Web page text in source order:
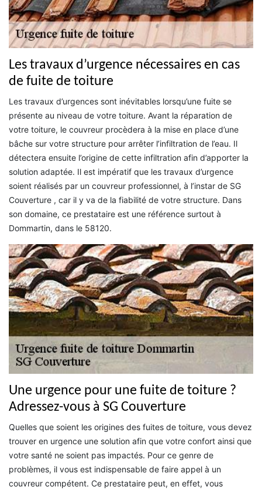
Les travaux d’urgence nécessaires en cas
de fuite de toiture
Les travaux d’urgences sont inévitables lorsqu’une fuite se
présente au niveau de votre toiture. Avant la réparation de
votre toiture, le couvreur procèdera à la mise en place d’une
bâche sur votre structure pour arrêter l’infiltration de l’eau. Il
détectera ensuite l’origine de cette infiltration afin d’apporter la
solution adaptée. Il est impératif que les travaux d’urgence
soient réalisés par un couvreur professionnel, à l’instar de SG
Couverture , car il y va de la fiabilité de votre structure. Dans
son domaine, ce prestataire est une référence surtout à
Dommartin, dans le 58120.
Une urgence pour une fuite de toiture ?
Adressez-vous à SG Couverture
Quelles que soient les origines des fuites de toiture, vous devez
trouver en urgence une solution afin que votre confort ainsi que
votre santé ne soient pas impactés. Pour ce genre de
problèmes, il vous est indispensable de faire appel à un
couvreur compétent. Ce prestataire peut, en effet, vous